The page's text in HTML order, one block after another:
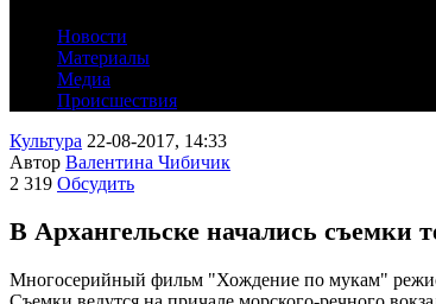
Новости
Материалы
Медиа
Происшествия
Культура 22-08-2017, 14:33
Автор Валентина Чибичик
2 319 Обсудить
В Архангельске начались съемки
Многосерийный фильм "Хождение по мукам"